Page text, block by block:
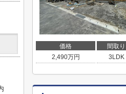
価格
間取り
2,490万円 3LDK